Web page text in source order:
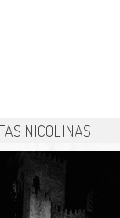
NICOLINAS